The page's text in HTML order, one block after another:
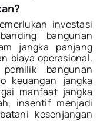
investasi
bangunan
jangka panjang
biaya operasional.
bangunan
keuangan jangka
manfaat jangka
insentif menjadi
kesenjangan